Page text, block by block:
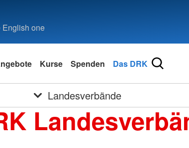
English one
Kurse Spenden Das DRK
Landesverbände